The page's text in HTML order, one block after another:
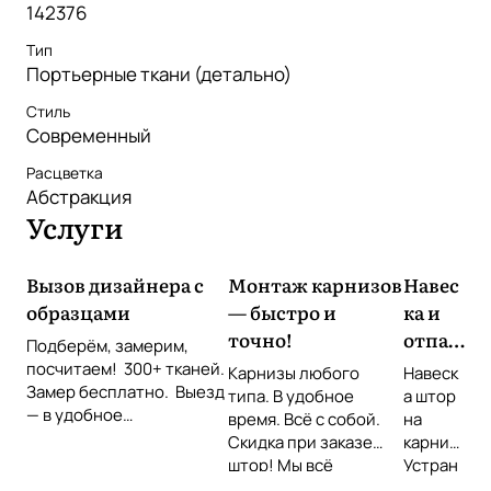
142376
Тип
Портьерные ткани (детально)
Стиль
Современный
Расцветка
Абстракция
Услуги
Вызов дизайнера с
образцами
Подберём, замерим,
посчитаем! 300+ тканей.
Замер бесплатно. Выезд
— в удобное
Монтаж карнизов
— быстро и
точно!
Карнизы любого
типа. В удобное
время. Всё с собой.
Скидка при заказе
штор! Мы всё
Навес
ка и
отпар
ивани
е
штор
Навеск
а штор
на
карниз
Устран